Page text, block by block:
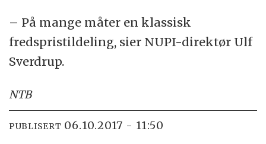
– På mange måter en klassisk
fredspristildeling, sier NUPI-direktør Ulf
Sverdrup.
NTB
PUBLISERT 06.10.2017 - 11:50